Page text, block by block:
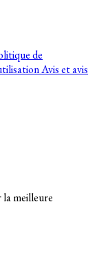
de
Avis et avis
la meilleure